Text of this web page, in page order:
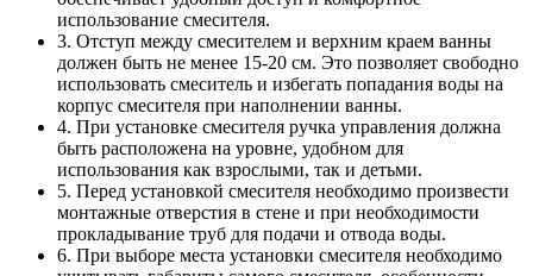
использование смесителя.
3. Отступ между смесителем и верхним краем ванны
должен быть не менее 15-20 см. Это позволяет свободно
использовать смеситель и избегать попадания воды на
корпус смесителя при наполнении ванны.
4. При установке смесителя ручка управления должна
быть расположена на уровне, удобном для
использования как взрослыми, так и детьми.
5. Перед установкой смесителя необходимо произвести
монтажные отверстия в стене и при необходимости
прокладывание труб для подачи и отвода воды.
6. При выборе места установки смесителя необходимо